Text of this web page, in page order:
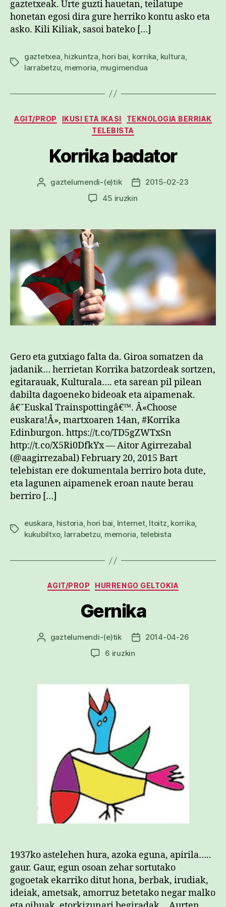
gaztetxeak. Urte guzti hauetan, teilatupe
honetan egosi dira gure herriko kontu asko eta
asko. Kili Kiliak, sasoi bateko […]
Etiketak
gaztetxea, hizkuntza, hori bai, korrika, kultura,
larrabetzu, memoria, mugimendua
Kategoriak
AGIT/PROP IKUSI ETA IKASI
TEKNOLOGIA BERRIAK
TELEBISTA
Korrika badator
Argitalpenaren
gaztelumendi-(e)tik
Argitalpenaren
2015-02-23
45 iruzkinKorrika
Gero eta gutxiago falta da. Giroa somatzen da
jadanik… herrietan Korrika batzordeak sortzen,
egitarauak, Kulturala…. eta sarean pil pilean
dabilta dagoeneko bideoak eta aipamenak.
â€˜Euskal Trainspottingâ€™. Â«Choose
euskara!Â», martxoaren 14an, #Korrika
Edinburgon. https://t.co/TD5gZWTxSn
http://t.co/X5Ri0DfkYx — Aitor Agirrezabal
(@aagirrezabal) February 20, 2015 Bart
telebistan ere dokumentala berriro bota dute,
eta lagunen aipamenek eroan naute berau
berriro […]
Etiketak
euskara, historia, hori bai, Internet, Itoitz, korrika,
kukubiltxo, larrabetzu, memoria, telebista
Kategoriak
AGIT/PROP HURRENGO GELTOKIA
Gernika
Argitalpenaren
gaztelumendi-(e)tik
Argitalpenaren
2014-04-26
6 iruzkinGernika
1937ko astelehen hura, azoka eguna, apirila…..
gaur. Gaur, egun osoan zehar sortutako
gogoetak ekarriko ditut hona, berbak, irudiak,
ideiak, ametsak, amorruz betetako negar malko